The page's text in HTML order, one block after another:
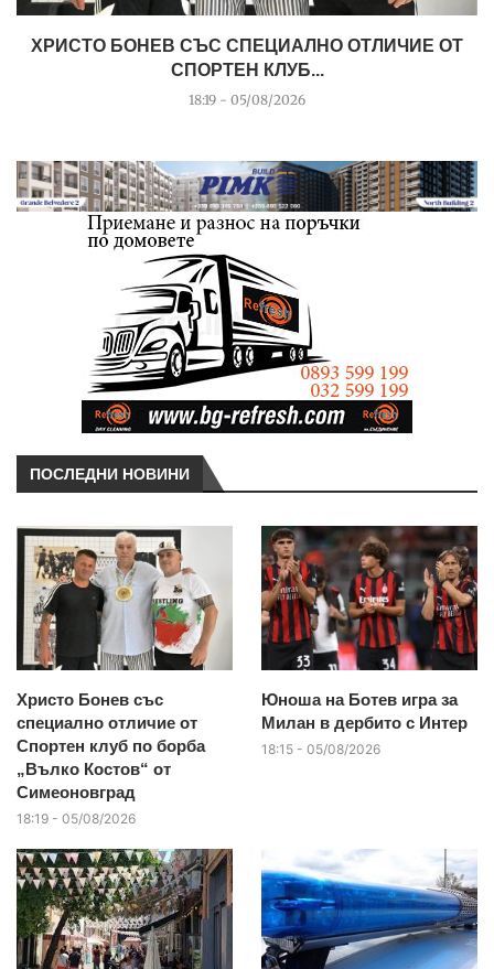
ХРИСТО БОНЕВ СЪС СПЕЦИАЛНО ОТЛИЧИЕ ОТ
СПОРТЕН КЛУБ...
18:19 - 05/08/2026
ПОСЛЕДНИ НОВИНИ
Христо Бонев със
специално отличие от
Спортен клуб по борба
„Вълко Костов“ от
Симеоновград
18:19 - 05/08/2026
Юноша на Ботев игра за
Милан в дербито с Интер
18:15 - 05/08/2026